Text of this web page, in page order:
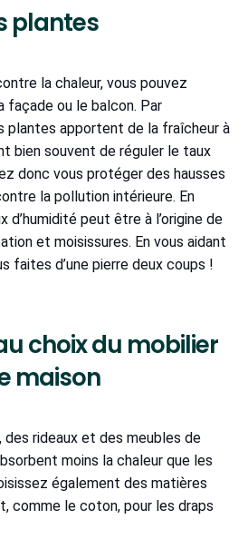
plantes
la chaleur, vous pouvez
façade ou le balcon. Par
plantes apportent de la fraîcheur à
bien souvent de réguler le taux
donc vous protéger des hausses
la pollution intérieure. En
peut être à l’origine de
et moisissures. En vous aidant
faites d’une pierre deux coups !
choix du mobilier
maison
rideaux et des meubles de
moins la chaleur que les
également des matières
comme le coton, pour les draps